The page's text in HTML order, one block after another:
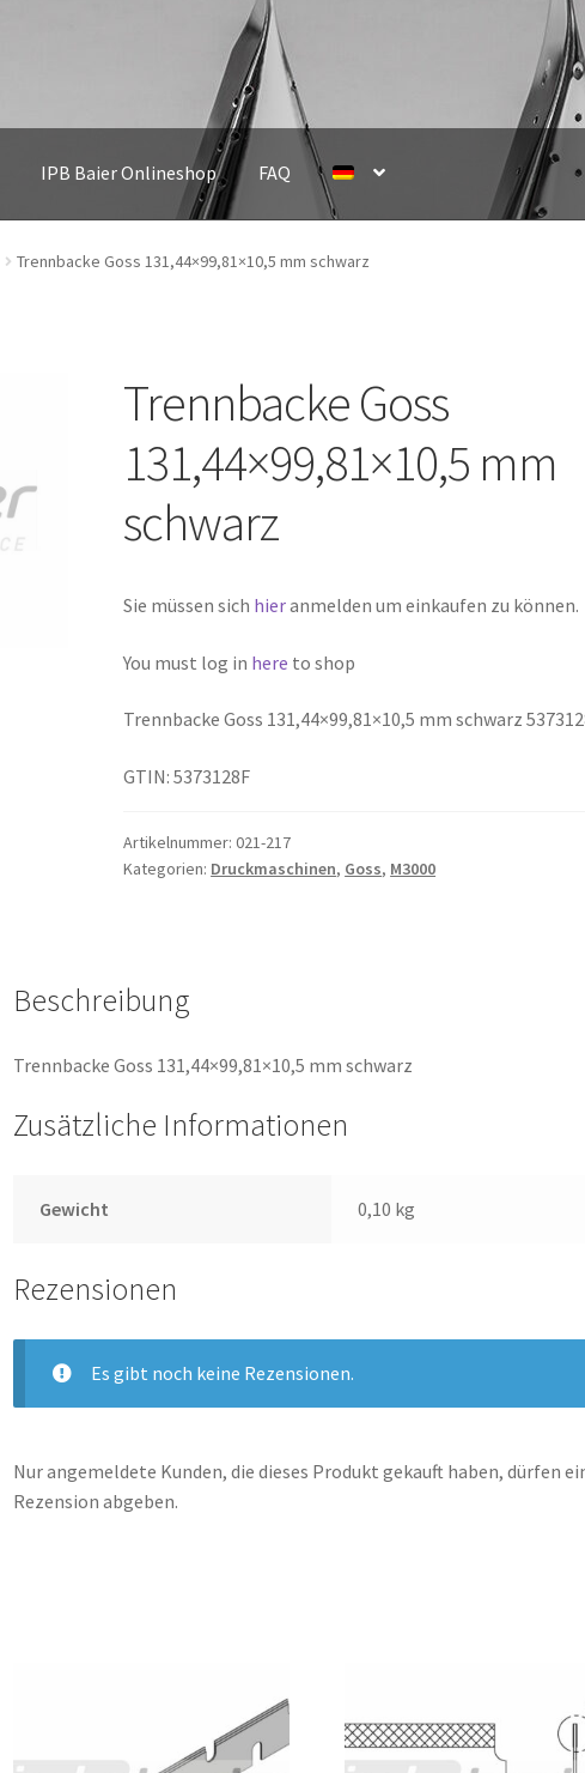
IPB Baier Onlineshop FAQ
Trennbacke Goss 131,44×99,81×10,5 mm schwarz
Trennbacke Goss
131,44×99,81×10,5 mm
schwarz
Sie müssen sich hieranmelden um einkaufen zu können.
You must log in here to shop
Trennbacke Goss 131,44×99,81×10,5 mm schwarz
GTIN: 5373128F
Artikelnummer:021-217
Kategorien: Druckmaschinen, Goss, M3000
Beschreibung
Trennbacke Goss 131,44×99,81×10,5 mm schwarz
Zusätzliche Informationen
Gewicht 0,10 kg
Rezensionen
Es gibt noch keine Rezensionen.
Nur angemeldete Kunden, die dieses Produkt gekauft haben, dürfen
Rezension abgeben.